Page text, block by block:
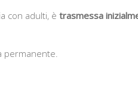
con adulti, è trasmessa
permanente.